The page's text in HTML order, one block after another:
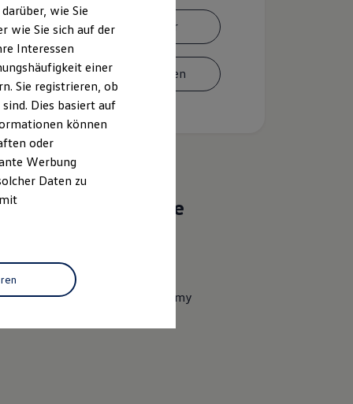
Ansprechpartner
Termin vereinbaren
Das sind unsere
Service
Volkswagen Economy
wie Sie
wie Sie sich auf der
Interessen
einer
Sie registrieren, ob
Dies basiert auf
können
oder
Werbung
Daten zu